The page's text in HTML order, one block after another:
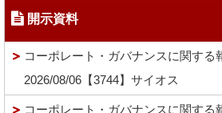
開示資料
コーポレート・ガバナンスに関する
2026/08/06【3744】サイオス
コーポレート・ガバナンスに関する